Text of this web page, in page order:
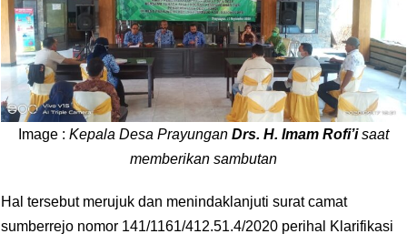
Image : Kepala Desa Prayungan Drs. H. Imam Rofi’isaat
memberikan sambutan
Hal tersebut merujuk dan menindaklanjuti surat camat
sumberrejo nomor 141/1161/412.51.4/2020 perihal Klarifikasi